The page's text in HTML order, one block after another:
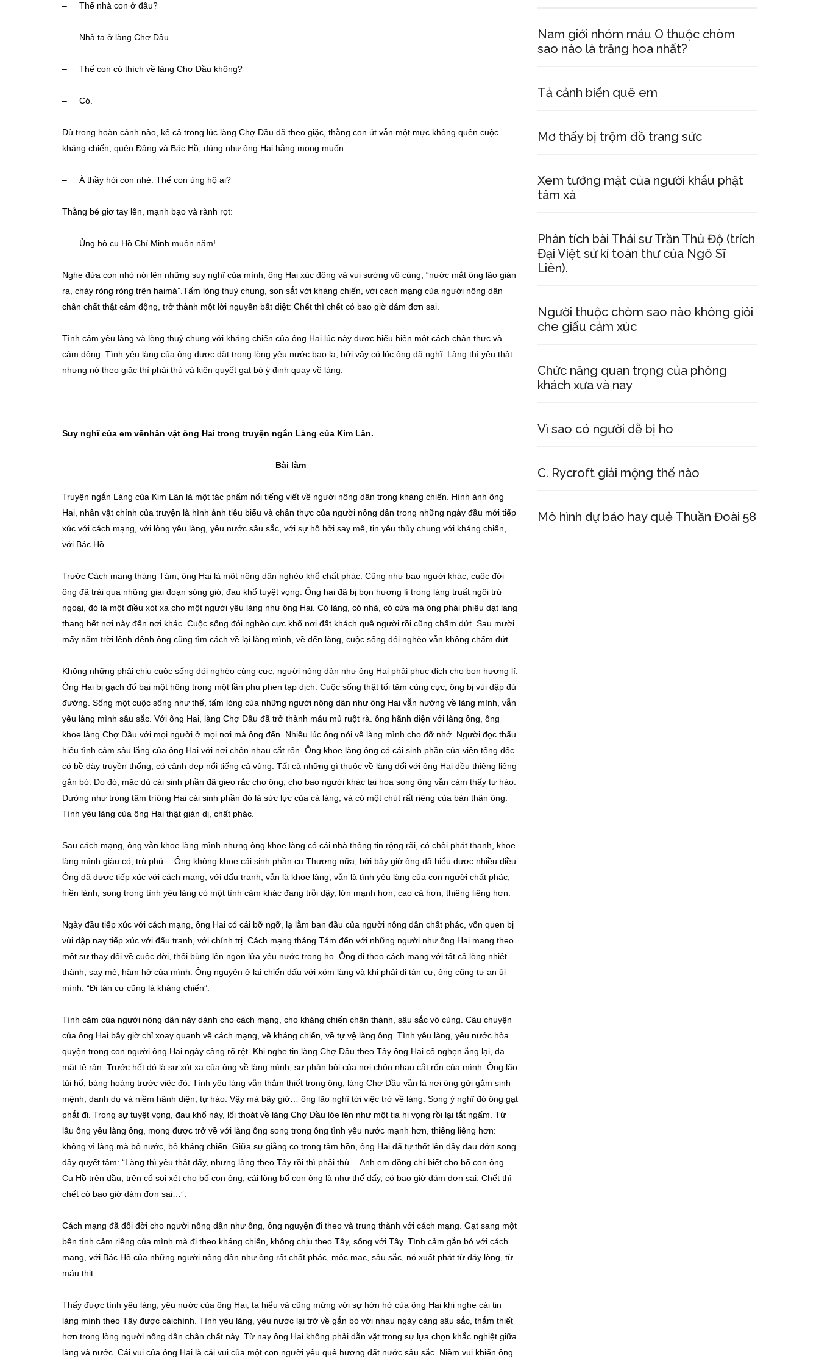
– Thế nhà con ở đâu?
– Nhà ta ở làng Chợ Dầu.
– Thế con có thích về làng Chợ Dầu không?
– Có.
Dù trong hoàn cảnh nào, kể cả trong lúc làng Chợ Dầu đã theo giặc, thằng con út vẫn một mực không quên cuộc
kháng chiến, quên Đảng và Bác Hồ, đúng như ông Hai hằng mong muốn.
– À thầy hỏi con nhé. Thế con ủng hộ ai?
Thằng bé giơ tay lên, mạnh bạo và rành rọt:
– Ủng hộ cụ Hồ Chí Minh muôn năm!
Nghe đứa con nhỏ nói lên những suy nghĩ của mình, ông Hai xúc động và vui sướng vô cùng, “nước mắt ông lão giàn
ra, chảy ròng ròng trên haimá”.Tấm lòng thuỷ chung, son sắt với kháng chiến, với cách mạng của người nông dân
chân chất thật cảm động, trở thành một lời nguyền bất diệt: Chết thì chết có bao giờ dám đơn sai.
Tình cảm yêu làng và lòng thuỷ chung với kháng chiến của ông Hai lúc này được biểu hiện một cách chân thực và
cảm động. Tình yêu làng của ông được đặt trong lòng yêu nước bao la, bởi vậy có lúc ông đã nghĩ: Làng thì yêu thật
nhưng nó theo giặc thì phải thù và kiên quyết gạt bỏ ý định quay về làng.
Suy nghĩ của em vềnhân vật ông Hai trong truyện ngắn Làng của Kim Lân.
Bài làm
Truyện ngắn Làng của Kim Lân là một tác phẩm nổi tiếng viết về người nông dân trong kháng chiến. Hình ảnh ông
Hai, nhân vật chính của truyện là hình ảnh tiêu biểu và chân thực của người nông dân trong những ngày đầu mới tiếp
xúc với cách mạng, với lòng yêu làng, yêu nước sâu sắc, với sự hồ hởi say mê, tin yêu thủy chung với kháng chiến,
với Bác Hồ.
Trước Cách mạng tháng Tám, ông Hai là một nông dân nghèo khổ chất phác. Cũng như bao người khác, cuộc đời
ông đã trải qua những giai đoạn sóng gió, đau khổ tuyệt vọng. Ông hai đã bị bọn hương lí trong làng truất ngôi trừ
ngoại, đó là một điều xót xa cho một người yêu làng như ông Hai. Có làng, có nhà, có cửa mà ông phải phiêu dạt lang
thang hết nơi này đến nơi khác. Cuộc sống đói nghèo cực khổ nơi đất khách quê người rồi cũng chấm dứt. Sau mười
mấy năm trời lênh đênh ông cũng tìm cách về lại làng mình, về đến làng, cuộc sống đói nghèo vẫn không chấm dứt.
Không những phải chịu cuộc sống đói nghèo cùng cực, người nông dân như ông Hai phải phục dịch cho bọn hương lí.
Ông Hai bị gạch đổ bại một hông trong một lần phu phen tạp dịch. Cuộc sống thật tối tăm cùng cực, ông bị vùi dập đủ
đường. Sống một cuộc sống như thế, tấm lòng của những người nông dân như ông Hai vẫn hướng về làng mình, vẫn
yêu làng mình sâu sắc. Với ông Hai, làng Chợ Dầu đã trở thành máu mủ ruột rà. ông hãnh diện với làng ông, ông
khoe làng Chợ Dầu với mọi người ở mọi nơi mà ông đến. Nhiều lúc ông nói về làng mình cho đỡ nhớ. Người đọc thấu
hiểu tình cảm sâu lắng của ông Hai với nơi chôn nhau cắt rốn. Ông khoe làng ông có cái sinh phần của viên tổng đốc
có bề dày truyền thống, có cảnh đẹp nổi tiếng cả vùng. Tất cả những gì thuộc về làng đối với ông Hai đều thiêng liêng
gắn bó. Do đó, mặc dù cái sinh phần đã gieo rắc cho ông, cho bao người khác tai họa song ông vẫn cảm thấy tự hào.
Dường như trong tâm tríông Hai cái sinh phần đó là sức lực của cả làng, và có một chút rất riêng của bản thân ông.
Tình yêu làng của ông Hai thật giản dị, chất phác.
Sau cách mạng, ông vẫn khoe làng mình nhưng ông khoe làng có cái nhà thông tin rộng rãi, có chòi phát thanh, khoe
làng mình giàu có, trù phú… Ông không khoe cái sinh phần cụ Thượng nữa, bởi bây giờ ông đã hiểu được nhiều điều.
Ông đã được tiếp xúc với cách mạng, với đấu tranh, vẫn là khoe làng, vẫn là tình yêu làng của con người chất phác,
hiền lành, song trong tình yêu làng có một tình cảm khác đang trỗi dậy, lớn mạnh hơn, cao cả hơn, thiêng liêng hơn.
Ngày đầu tiếp xúc với cách mạng, ông Hai có cái bỡ ngỡ, lạ lẫm ban đầu của người nông dân chất phác, vốn quen bị
vùi dập nay tiếp xúc với đấu tranh, với chính trị. Cách mạng tháng Tám đến với những người như ông Hai mang theo
một sự thay đổi về cuộc đời, thổi bùng lên ngọn lửa yêu nước trong họ. Ông đi theo cách mạng với tất cả lòng nhiệt
thành, say mê, hăm hở của mình. Ông nguyện ở lại chiến đấu với xóm làng và khi phải đi tản cư, ông cũng tự an ủi
mình: “Đi tản cư cũng là kháng chiến”.
Tình cảm của người nông dân này dành cho cách mạng, cho kháng chiến chân thành, sâu sắc vô cùng. Câu chuyện
của ông Hai bây giờ chỉ xoay quanh về cách mạng, về kháng chiến, về tự vệ làng ông. Tình yêu làng, yêu nước hòa
quyện trong con người ông Hai ngày càng rõ rệt. Khi nghe tin làng Chợ Dầu theo Tây ông Hai cổ nghẹn ắng lại, da
mặt tê rân. Trước hết đó là sự xót xa của ông về làng mình, sự phản bội của nơi chôn nhau cắt rốn của mình. Ông lão
tủi hổ, bàng hoàng trước việc đó. Tình yêu làng vẫn thắm thiết trong ông, làng Chợ Dầu vẫn là nơi ông gửi gắm sinh
mệnh, danh dự và niềm hãnh diện, tự hào. Vậy mà bây giờ… ông lão nghĩ tới việc trở về làng. Song ý nghĩ đó ông gạt
phắt đi. Trong sự tuyệt vọng, đau khổ này, lối thoát về làng Chợ Dầu lóe lên như một tia hi vọng rồi lại tắt ngấm. Từ
lâu ông yêu làng ông, mong được trở về với làng ông song trong ông tình yêu nước mạnh hơn, thiêng liêng hơn:
không vì làng mà bỏ nước, bỏ kháng chiến. Giữa sự giằng co trong tâm hồn, ông Hai đã tự thốt lên đầy đau đớn song
đầy quyết tâm: “Làng thì yêu thật đấy, nhưng làng theo Tây rồi thì phải thù… Anh em đồng chí biết cho bố con ông.
Cụ Hồ trên đầu, trên cổ soi xét cho bố con ông, cái lòng bố con ông là như thế đấy, có bao giờ dám đơn sai. Chết thì
chết có bao giờ dám đơn sai…”.
Cách mạng đã đổi đời cho người nông dân như ông, ông nguyện đi theo và trung thành với cách mạng. Gạt sang một
bên tình cảm riêng của mình mà đi theo kháng chiến, không chịu theo Tây, sống với Tây. Tình cảm gắn bó với cách
mạng, với Bác Hồ của những người nông dân như ông rất chất phác, mộc mạc, sâu sắc, nó xuất phát từ đáy lòng, từ
máu thịt.
Thấy được tình yêu làng, yêu nước của ông Hai, ta hiểu và cũng mừng với sự hớn hở của ông Hai khi nghe cái tin
làng mình theo Tây được cảichính. Tình yêu làng, yêu nước lại trở về gắn bó với nhau ngày càng sâu sắc, thắm thiết
hơn trong lòng người nông dân chân chất này. Từ nay ông Hai không phải dằn vặt trong sự lựa chọn khắc nghiệt giữa
làng và nước. Cái vui của ông Hai là cái vui của một con người yêu quê hương đất nước sâu sắc. Niềm vui khiến ông
Nam giới nhóm máu O thuộc chòm
sao nào là trăng hoa nhất?
Tả cảnh biển quê em
Mơ thấy bị trộm đồ trang sức
Xem tướng mặt của người khẩu phật
tâm xà
Phân tích bài Thái sư Trần Thủ Độ (trích
Đại Việt sử kí toàn thư của Ngô Sĩ
Liên).
Người thuộc chòm sao nào không giỏi
che giấu cảm xúc
Chức năng quan trọng của phòng
khách xưa và nay
Vì sao có người dễ bị ho
C. Rycroft giải mộng thế nào
Mô hình dự báo hay quẻ Thuần Đoài 58